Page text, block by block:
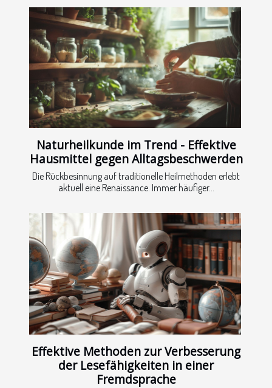
Naturheilkunde im Trend - Effektive
Hausmittel gegen Alltagsbeschwerden
Die Rückbesinnung auf traditionelle Heilmethoden erlebt
aktuell eine Renaissance. Immer häufiger...
Effektive Methoden zur Verbesserung
der Lesefähigkeiten in einer
Fremdsprache